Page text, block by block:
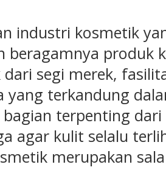
industri kosmetik
beragamnya produk
dari segi merek,
yang terkandung
terpenting
agar kulit selalu
merupakan